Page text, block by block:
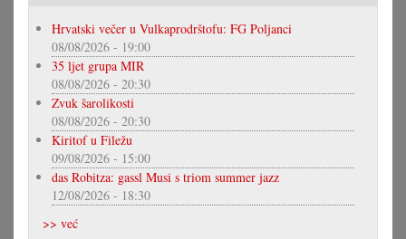
Hrvatski večer u Vulkaprodrštofu: FG Poljanci
08/08/2026 - 19:00
35 ljet grupa MIR
08/08/2026 - 20:30
Zvuk šarolikosti
08/08/2026 - 20:30
Kiritof u Filežu
09/08/2026 - 15:00
das Robitza: gassl Musi s triom summer jazz
12/08/2026 - 18:30
>> već